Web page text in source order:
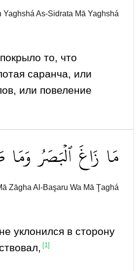
Yaghshá As-Sidrata Mā Yaghshá
то, что
саранча, или
или повеление
مَا زَاغَ ٱلۡبَصَرُ وَمَا
Zāgha Al-Başaru Wa Mā Ţaghá
уклонился в сторону
[1]